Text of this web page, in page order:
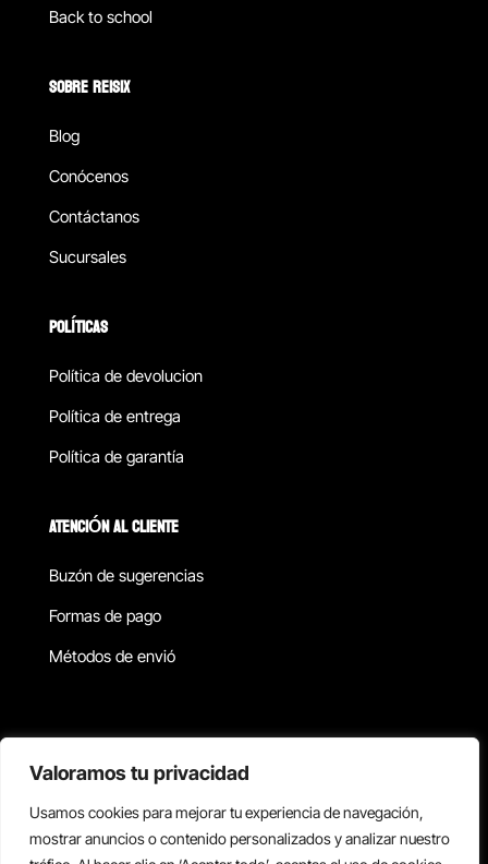
Valoramos tu privacidad
Usamos cookies para mejorar tu experiencia de navegación,
mostrar anuncios o contenido personalizados y analizar nuestro
Back to school
SOBRE REISIX
Blog
Conócenos
Contáctanos
Sucursales
POLÍTICAS
Política de devolucion
Política de entrega
Política de garantía
ATENCIÓN AL CLIENTE
Buzón de sugerencias
Formas de pago
Métodos de envió
Copyright © 2026 Reisix. Todos los derechos reservados.